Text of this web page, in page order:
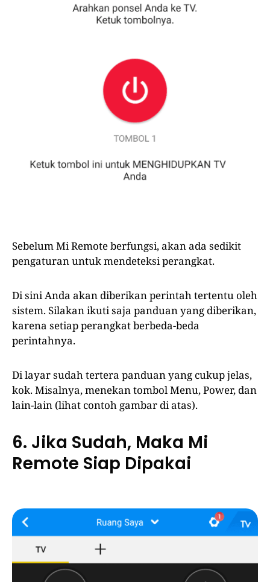
Sebelum Mi Remote berfungsi, akan ada sedikit
pengaturan untuk mendeteksi perangkat.
Di sini Anda akan diberikan perintah tertentu oleh
sistem. Silakan ikuti saja panduan yang diberikan,
karena setiap perangkat berbeda-beda
perintahnya.
Di layar sudah tertera panduan yang cukup jelas,
kok. Misalnya, menekan tombol Menu, Power, dan
lain-lain (lihat contoh gambar di atas).
6. Jika Sudah, Maka Mi
Remote Siap Dipakai